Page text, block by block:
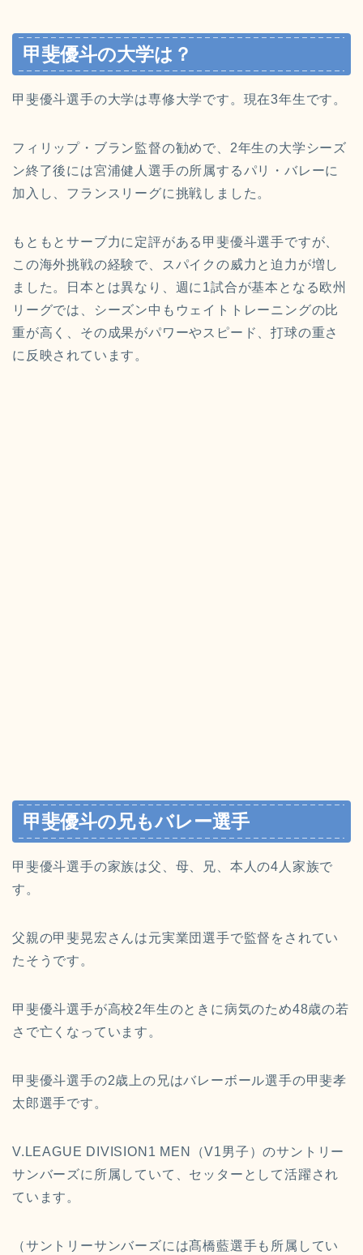
甲斐優斗の大学は？
甲斐優斗選手の大学は専修大学です。現在3年生です。
フィリップ・ブラン監督の勧めで、2年生の大学シーズ
ン終了後には宮浦健人選手の所属するパリ・バレーに
加入し、フランスリーグに挑戦しました。
もともとサーブ力に定評がある甲斐優斗選手ですが、
この海外挑戦の経験で、スパイクの威力と迫力が増し
ました。日本とは異なり、週に1試合が基本となる欧州
リーグでは、シーズン中もウェイトトレーニングの比
重が高く、その成果がパワーやスピード、打球の重さ
に反映されています。
甲斐優斗の兄もバレー選手
甲斐優斗選手の家族は父、母、兄、本人の4人家族で
す。
父親の甲斐晃宏さんは元実業団選手で監督をされてい
たそうです。
甲斐優斗選手が高校2年生のときに病気のため48歳の若
さで亡くなっています。
甲斐優斗選手の2歳上の兄はバレーボール選手の甲斐孝
太郎選手です。
V.LEAGUE DIVISION1 MEN（V1男子）のサントリー
サンバーズに所属していて、セッターとして活躍され
ています。
（サントリーサンバーズには髙橋藍選手も所属してい